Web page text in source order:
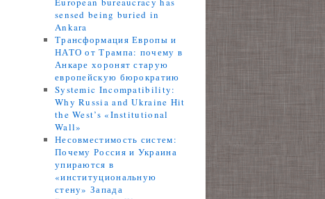
sensed being buried in
Ankara
Трансформация Европы и
НАТО от Трампа: почему в
Анкаре хоронят старую
европейскую бюрократию
Systemic Incompatibility:
Why Russia and Ukraine Hit
the West’s «Institutional
Wall»
Несовместимость систем:
Почему Россия и Украина
упираются в
«институциональную
стену» Запада